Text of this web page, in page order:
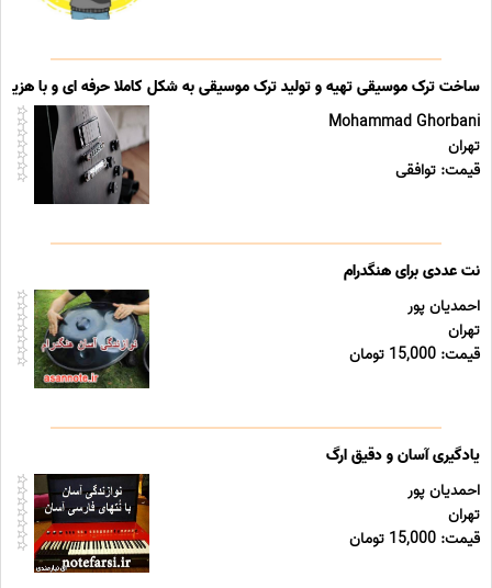
ساخت ترک موسیقی تهیه و تولید ترک موسیقی به شکل کاملا حرفه ای و با
Mohammad Ghorbani
تهران
قیمت: توافقی
نت عددی برای هنگدرام
احمدیان پور
تهران
قیمت: 15,000 تومان
یادگیری آسان و دقیق ارگ
احمدیان پور
تهران
قیمت: 15,000 تومان